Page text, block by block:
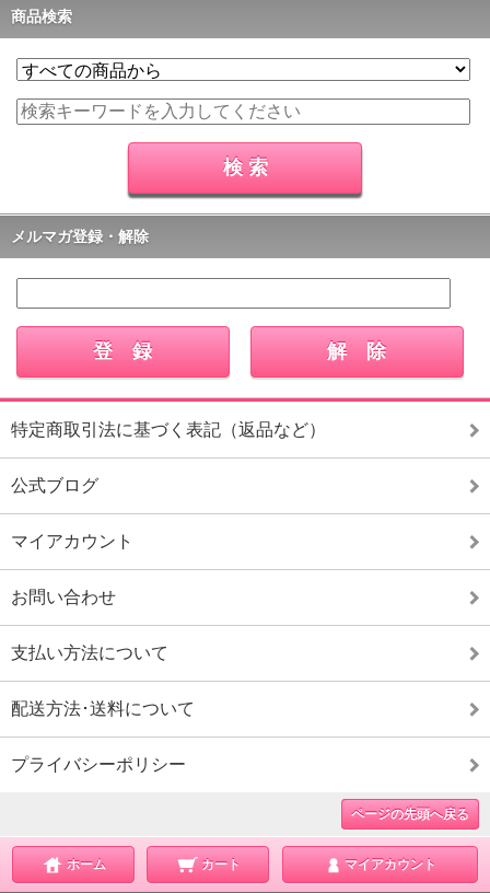
商品検索
メルマガ登録・解除
特定商取引法に基づく表記（返品など）
公式ブログ
マイアカウント
お問い合わせ
支払い方法について
配送方法･送料について
プライバシーポリシー
ページの先頭へ戻る
ホーム カート マイアカウント